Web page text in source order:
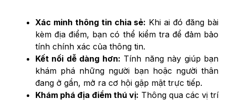
Xác minh thông tin chia sẻ: Khi ai đó đăng bài
kèm địa điểm, bạn có thể kiểm tra để đảm bảo
tính chính xác của thông tin.
Kết nối dễ dàng hơn: Tính năng này giúp bạn
khám phá những người bạn hoặc người thân
đang ở gần, mở ra cơ hội gặp mặt trực tiếp.
Khám phá địa điểm thú vị: Thông qua các vị trí